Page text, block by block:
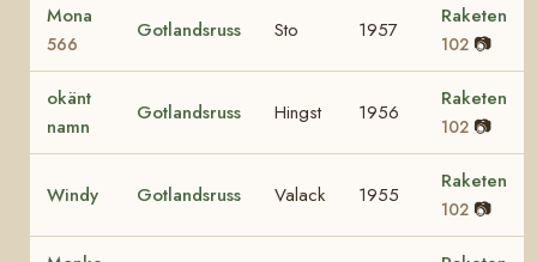
Mona
566
Gotlandsruss Sto 1957
Raketen
102 📷
okänt
namn
Gotlandsruss Hingst 1956
Raketen
102 📷
Windy Gotlandsruss Valack 1955
Raketen
102 📷